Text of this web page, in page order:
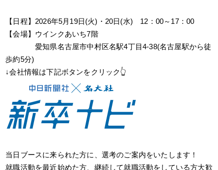
【日程】2026年5月19日(火)・20日(水) 12：00～17：00
【会場】ウインクあいち7階
【会場】愛知県名古屋市中村区名駅4丁目4-38(名古屋駅から徒
歩約5分)
↓会社情報は下記ボタンをクリック👆
当日ブースに来られた方に、選考のご案内をいたします！
就職活動を最近始めた方、継続して就職活動をしている方大歓